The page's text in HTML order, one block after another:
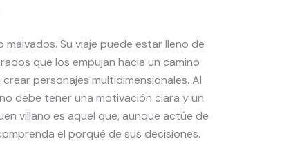
Su viaje puede estar lleno de
que los empujan hacia un camino
personajes multidimensionales. Al
debe tener una motivación clara y un
villano es aquel que, aunque actúe de
el porqué de sus decisiones.